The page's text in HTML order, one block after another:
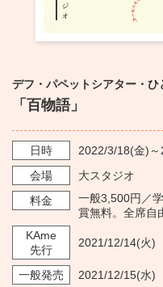
・ よくある質問
・ 芸術監督
・ フロアマップ
デフ・パペットシアター・ひ
「百物語」
日時 2022/3/18(金)～
会場
大スタジオ
料金
一般3,500円／
賞無料。全席自
KAme
先行
2021/12/14(火)
一般発売 2021/12/15(水)